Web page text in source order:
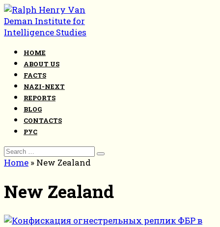
Skip
to
content
HOME
ABOUT US
FACTS
NAZI-NEXT
REPORTS
BLOG
CONTACTS
РУС
Search
for:
Home » New Zealand
New Zealand